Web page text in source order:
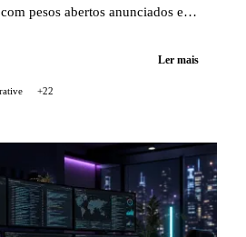
pesos abertos anunciados e
servidos multiplicado por mais
de tomadas de controle de
Ler mais
+22